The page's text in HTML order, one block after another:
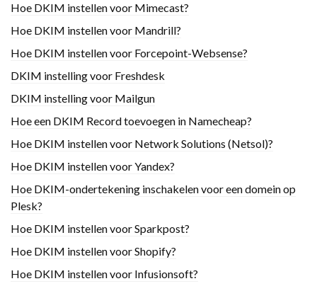
Hoe DKIM instellen voor Mimecast?
Hoe DKIM instellen voor Mandrill?
Hoe DKIM instellen voor Forcepoint-Websense?
DKIM instelling voor Freshdesk
DKIM instelling voor Mailgun
Hoe een DKIM Record toevoegen in Namecheap?
Hoe DKIM instellen voor Network Solutions (Netsol)?
Hoe DKIM instellen voor Yandex?
Hoe DKIM-ondertekening inschakelen voor een domein op
Plesk?
Hoe DKIM instellen voor Sparkpost?
Hoe DKIM instellen voor Shopify?
Hoe DKIM instellen voor Infusionsoft?